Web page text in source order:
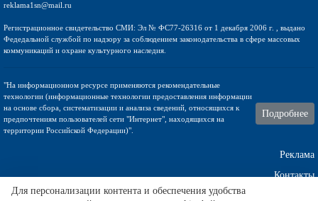
reklama1sn@mail.ru
Регистрационное свидетельство СМИ: Эл № ФС77-26316 от 1 декабря 2006 г. , выдано
Федедальной службой по надзору за соблюдением законодательства в сфере массовых
коммуникаций и охране культурного наследия.
"На информационном ресурсе применяются рекомендательные
технологии (информационные технологии предоставления информации
на основе сбора, систематизации и анализа сведений, относящихся к
предпочтениям пользователей сети "Интернет", находящихся на
территории Российской Федерации)".
Подробнее
Реклама
Контакты
Для персонализации контента и обеспечения удобства